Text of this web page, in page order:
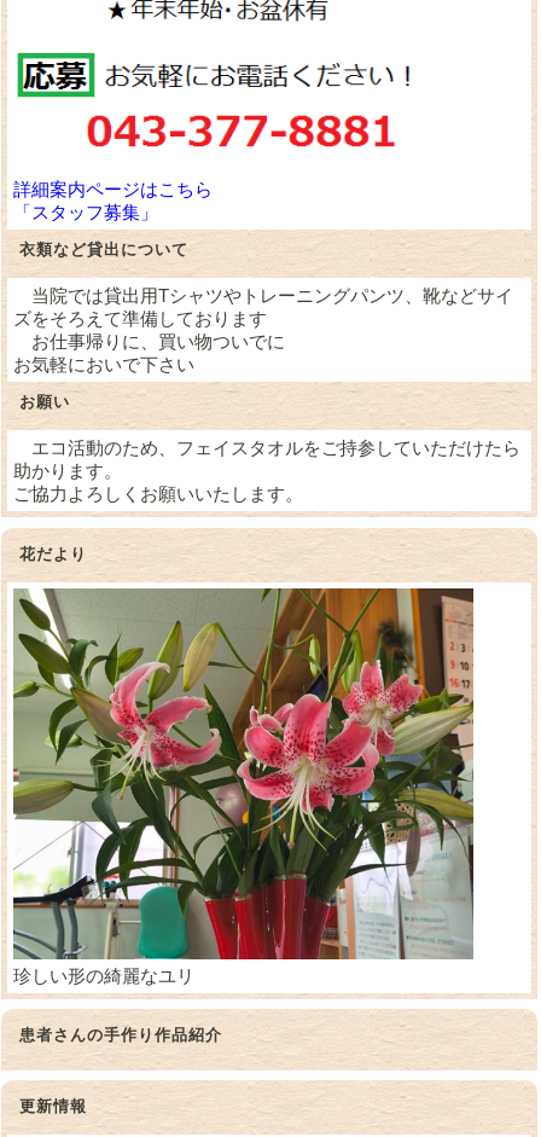
詳細案内ページはこちら
「スタッフ募集」
衣類など貸出について
当院では貸出用Tシャツやトレーニングパンツ、靴などサイ
ズをそろえて準備しております
お仕事帰りに、買い物ついでに
お気軽においで下さい
お願い
エコ活動のため、フェイスタオルをご持参していただけたら
助かります。
ご協力よろしくお願いいたします。
花だより
珍しい形の綺麗なユリ
患者さんの手作り作品紹介
更新情報